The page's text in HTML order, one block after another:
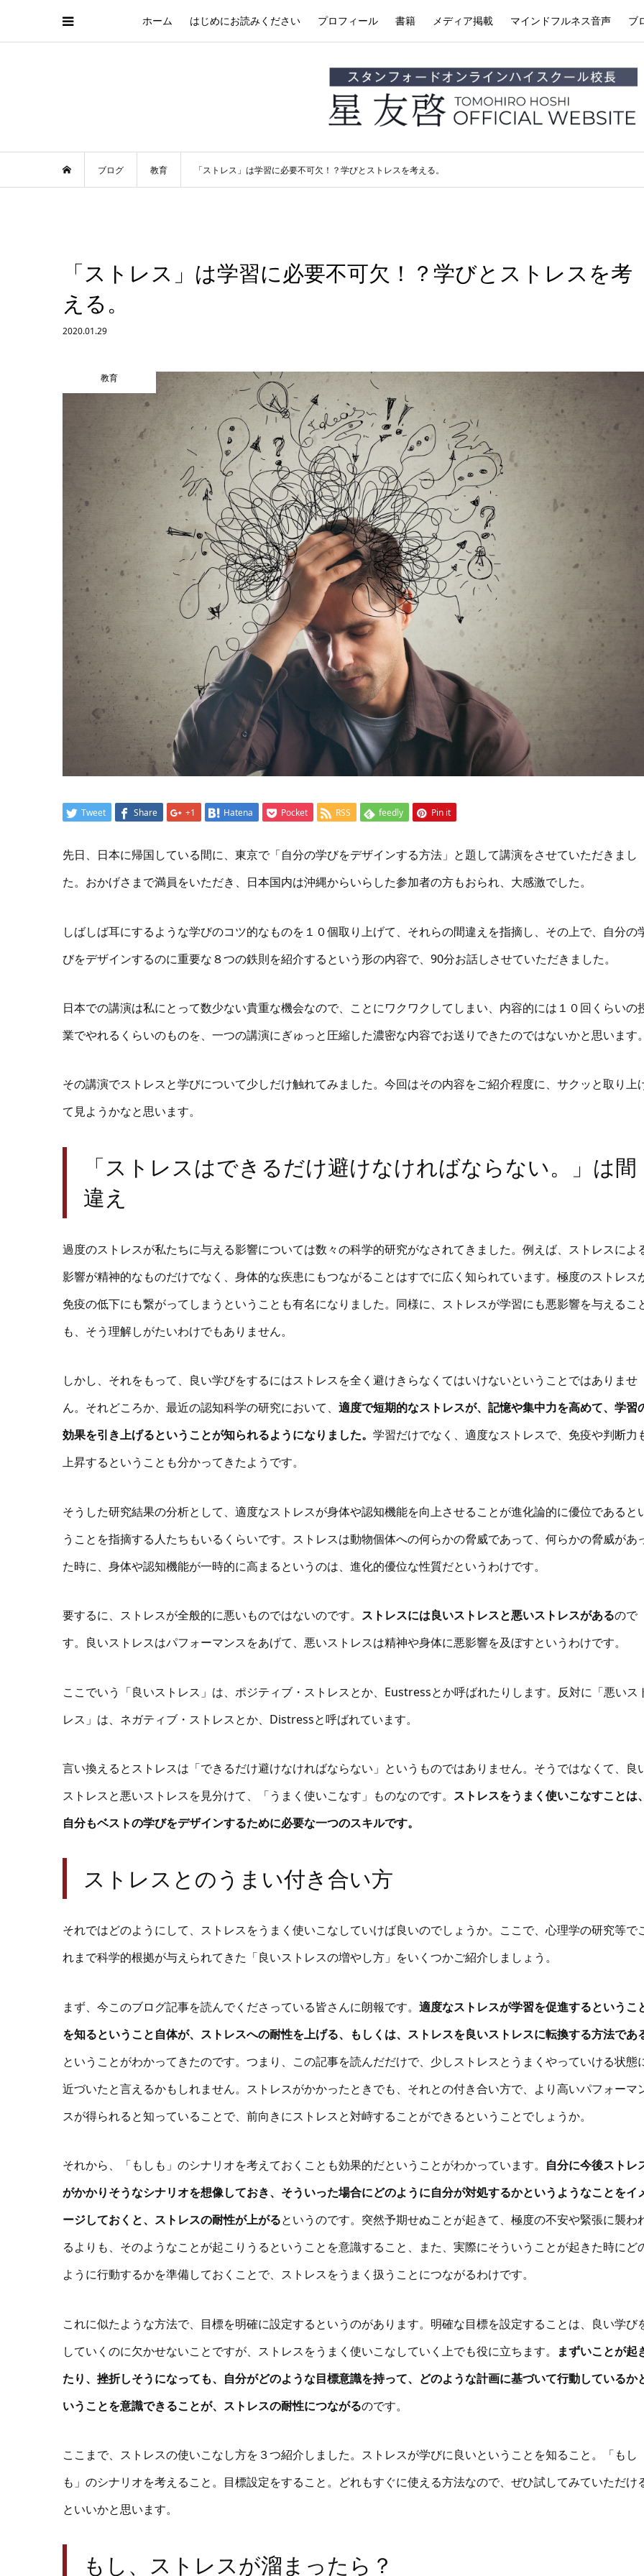
ホーム はじめにお読みください プロフィール 書籍 メディア掲載 マインドフルネス音声 ブ
ブログ 教育 「ストレス」は学習に必要不可欠！？学びとストレスを考える。
「ストレス」は学習に必要不可欠！？学びとストレスを考
える。
2020.01.29
教育
Tweet Share +1 Hatena Pocket RSS feedly Pin it
先日、日本に帰国している間に、東京で「自分の学びをデザインする方法」と題して講演をさせていただきまし
た。おかげさまで満員をいただき、日本国内は沖縄からいらした参加者の方もおられ、大感激でした。
しばしば耳にするような学びのコツ的なものを１０個取り上げて、それらの間違えを指摘し、その上で、自分の
びをデザインするのに重要な８つの鉄則を紹介するという形の内容で、90分お話しさせていただきました。
日本での講演は私にとって数少ない貴重な機会なので、ことにワクワクしてしまい、内容的には１０回くらいの
業でやれるくらいのものを、一つの講演にぎゅっと圧縮した濃密な内容でお送りできたのではないかと思います
その講演でストレスと学びについて少しだけ触れてみました。今回はその内容をご紹介程度に、サクッと取り上
て見ようかなと思います。
「ストレスはできるだけ避けなければならない。」は間
違え
過度のストレスが私たちに与える影響については数々の科学的研究がなされてきました。例えば、ストレスによ
影響が精神的なものだけでなく、身体的な疾患にもつながることはすでに広く知られています。極度のストレス
免疫の低下にも繋がってしまうということも有名になりました。同様に、ストレスが学習にも悪影響を与えるこ
も、そう理解しがたいわけでもありません。
しかし、それをもって、良い学びをするにはストレスを全く避けきらなくてはいけないということではありませ
ん。それどころか、最近の認知科学の研究において、 適度で短期的なストレスが、記憶や集中力を高めて、学習
効果を引き上げるということが知られるようになりました。 学習だけでなく、適度なストレスで、免疫や判断力
上昇するということも分かってきたようです。
そうした研究結果の分析として、適度なストレスが身体や認知機能を向上させることが進化論的に優位であると
うことを指摘する人たちもいるくらいです。ストレスは動物個体への何らかの脅威であって、何らかの脅威があ
た時に、身体や認知機能が一時的に高まるというのは、進化的優位な性質だというわけです。
要するに、ストレスが全般的に悪いものではないのです。 ストレスには良いストレスと悪いストレスがあるので
す。良いストレスはパフォーマンスをあげて、悪いストレスは精神や身体に悪影響を及ぼすというわけです。
ここでいう「良いストレス」は、ポジティブ・ストレスとか、Eustressとか呼ばれたりします。反対に「悪いス
レス」は、ネガティブ・ストレスとか、Distressと呼ばれています。
言い換えるとストレスは「できるだけ避けなければならない」というものではありません。そうではなくて、良
ストレスと悪いストレスを見分けて、「うまく使いこなす」ものなのです。 ストレスをうまく使いこなすことは
自分もベストの学びをデザインするために必要な一つのスキルです。
ストレスとのうまい付き合い方
それではどのようにして、ストレスをうまく使いこなしていけば良いのでしょうか。ここで、心理学の研究等で
れまで科学的根拠が与えられてきた「良いストレスの増やし方」をいくつかご紹介しましょう。
まず、今このブログ記事を読んでくださっている皆さんに朗報です。 適度なストレスが学習を促進するというこ
を知るということ自体が、ストレスへの耐性を上げる、もしくは、ストレスを良いストレスに転換する方法であ
ということがわかってきたのです。つまり、この記事を読んだだけで、少しストレスとうまくやっていける状態
近づいたと言えるかもしれません。ストレスがかかったときでも、それとの付き合い方で、より高いパフォーマ
スが得られると知っていることで、前向きにストレスと対峙することができるということでしょうか。
それから、「もしも」のシナリオを考えておくことも効果的だということがわかっています。 自分に今後ストレ
がかかりそうなシナリオを想像しておき、そういった場合にどのように自分が対処するかというようなことをイ
ージしておくと、ストレスの耐性が上がるというのです。突然予期せぬことが起きて、極度の不安や緊張に襲わ
るよりも、そのようなことが起こりうるということを意識すること、また、実際にそういうことが起きた時にど
ように行動するかを準備しておくことで、ストレスをうまく扱うことにつながるわけです。
これに似たような方法で、目標を明確に設定するというのがあります。明確な目標を設定することは、良い学び
していくのに欠かせないことですが、ストレスをうまく使いこなしていく上でも役に立ちます。
まずいことが起
たり、挫折しそうになっても、自分がどのような目標意識を持って、どのような計画に基づいて行動しているか
いうことを意識できることが、ストレスの耐性につながるのです。
ここまで、ストレスの使いこなし方を３つ紹介しました。ストレスが学びに良いということを知ること。「もし
も」のシナリオを考えること。目標設定をすること。どれもすぐに使える方法なので、ぜひ試してみていただけ
といいかと思います。
もし、ストレスが溜まったら？